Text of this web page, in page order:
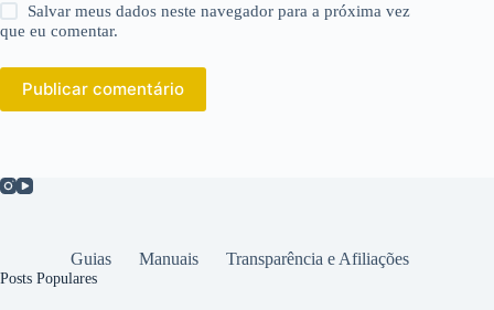
Salvar meus dados neste navegador para a próxima vez
que eu comentar.
Publicar comentário
Guias Manuais Transparência e Afiliações
Posts Populares